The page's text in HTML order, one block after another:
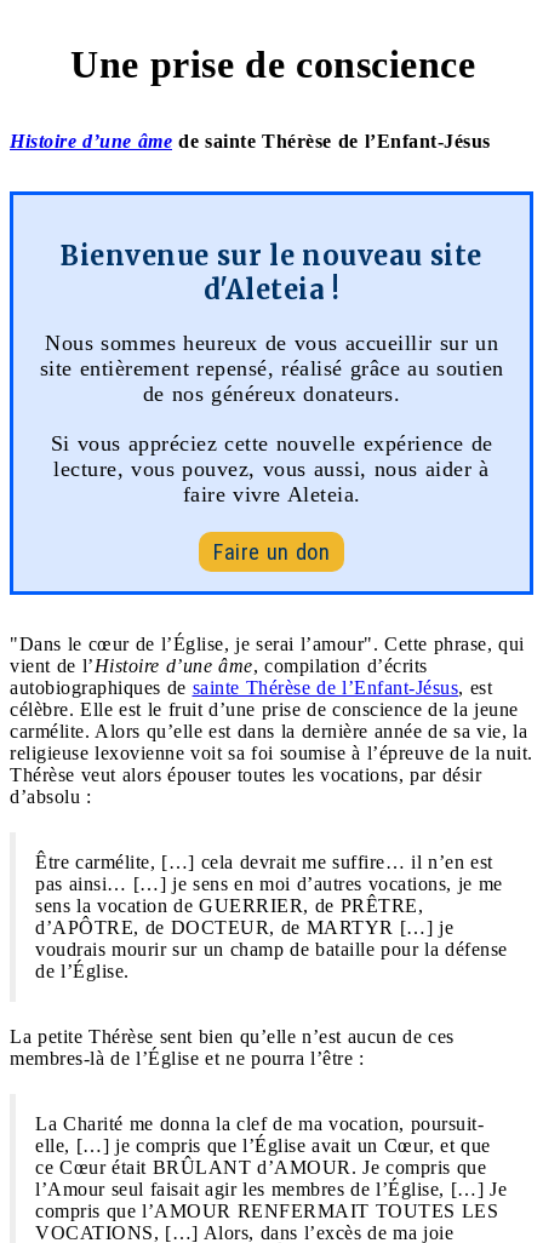
Une prise de conscience
Histoire d’une âme de sainte Thérèse de l’Enfant-Jésus
Bienvenue sur le nouveau site
d'Aleteia !
Nous sommes heureux de vous accueillir sur un
site entièrement repensé, réalisé grâce au soutien
de nos généreux donateurs.
Si vous appréciez cette nouvelle expérience de
lecture, vous pouvez, vous aussi, nous aider à
faire vivre Aleteia.
Faire un don
"Dans le cœur de l’Église, je serai l’amour". Cette phrase, qui
vient de l’Histoire d’une âme, compilation d’écrits
autobiographiques de sainte Thérèse de l’Enfant-Jésus, est
célèbre. Elle est le fruit d’une prise de conscience de la jeune
carmélite. Alors qu’elle est dans la dernière année de sa vie, la
religieuse lexovienne voit sa foi soumise à l’épreuve de la nuit.
Thérèse veut alors épouser toutes les vocations, par désir
d’absolu :
Être carmélite, […] cela devrait me suffire… il n’en est
pas ainsi… […] je sens en moi d’autres vocations, je me
sens la vocation de GUERRIER, de PRÊTRE,
d’APÔTRE, de DOCTEUR, de MARTYR […] je
voudrais mourir sur un champ de bataille pour la défense
de l’Église.
La petite Thérèse sent bien qu’elle n’est aucun de ces
membres-là de l’Église et ne pourra l’être :
La Charité me donna la clef de ma vocation, poursuit-
elle, […] je compris que l’Église avait un Cœur, et que
ce Cœur était BRÛLANT d’AMOUR. Je compris que
l’Amour seul faisait agir les membres de l’Église, […] Je
compris que l’AMOUR RENFERMAIT TOUTES LES
VOCATIONS, […] Alors, dans l’excès de ma joie